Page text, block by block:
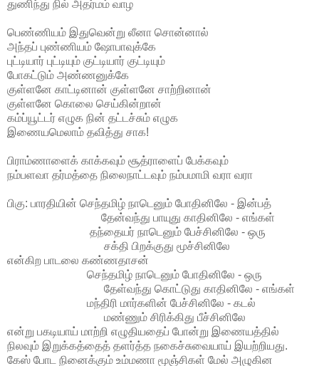
துணிந்து நில் அதர்மம் வாழ
பெண்ணியம் இதுவென்று லீனா சொன்னால்
அந்தப் புண்ணியம் ஷோபாவுக்கே
புட்டியார் புட்டியும் குட்டியார் குட்டியும்
போகட்டும் அண்ணனுக்கே
குள்ளனே காட்டினான் குள்ளனே சாற்றினான்
குள்ளனே கொலை செய்கின்றான்
கம்ப்யூட்டர் எழுக நின் தட்டச்சும் எழுக
இணையமெலாம் தவித்து சாக!
பிராம்ணாளைக் காக்கவும் சூத்ராளைப் பேக்கவும்
நம்பளவா தர்மத்தை நிலைநாட்டவும் நம்பமாமி வரா வரா
பிகு: பாரதியின் செந்தமிழ் நாடெனும் போதினிலே - இன்பத்
தேன்வந்து பாயுது காதினிலே - எங்கள்
தந்தையர் நாடெனும் பேச்சினிலே - ஒரு
சக்தி பிறக்குது மூச்சினிலே
என்கிற பாடலை கண்ணதாசன்
செந்தமிழ் நாடெனும் போதினிலே - ஒரு
தேள்வந்து கொட்டுது காதினிலே - எங்கள்
மந்திரி மார்களின் பேச்சினிலே - கடல்
மண்ணும் சிரிக்கிது பீச்சினிலே
என்று பகடியாய் மாற்றி எழுதியதைப் போன்று இணையத்தில்
நிலவும் இறுக்கத்தைத் தளர்த்த நகைச்சுவையாய் இயற்றியது.
கேஸ் போட நினைக்கும் உம்மணா மூஞ்சிகள் மேல் அழுகின